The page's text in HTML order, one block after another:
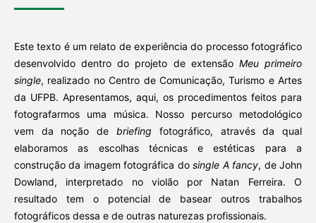
Este texto é um relato de experiência do processo fotográfico
desenvolvido dentro do projeto de extensão Meu primeiro
single, realizado no Centro de Comunicação, Turismo e Artes
da UFPB. Apresentamos, aqui, os procedimentos feitos para
fotografarmos uma música. Nosso percurso metodológico
vem da noção de briefing fotográfico, através da qual
elaboramos as escolhas técnicas e estéticas para a
construção da imagem fotográfica dosingle A fancy, de John
Dowland, interpretado no violão por Natan Ferreira. O
resultado tem o potencial de basear outros trabalhos
fotográficos dessa e de outras naturezas profissionais.